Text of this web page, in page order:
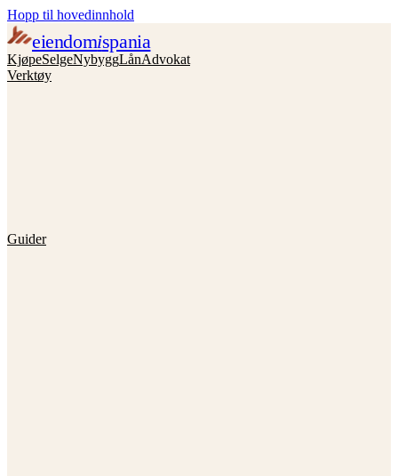
Hopp til hovedinnhold
eiendomispania
KjøpeSelgeNybyggLånAdvokat
Verktøy
Guider